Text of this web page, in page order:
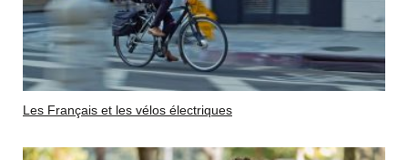
Les Français et les vélos électriques